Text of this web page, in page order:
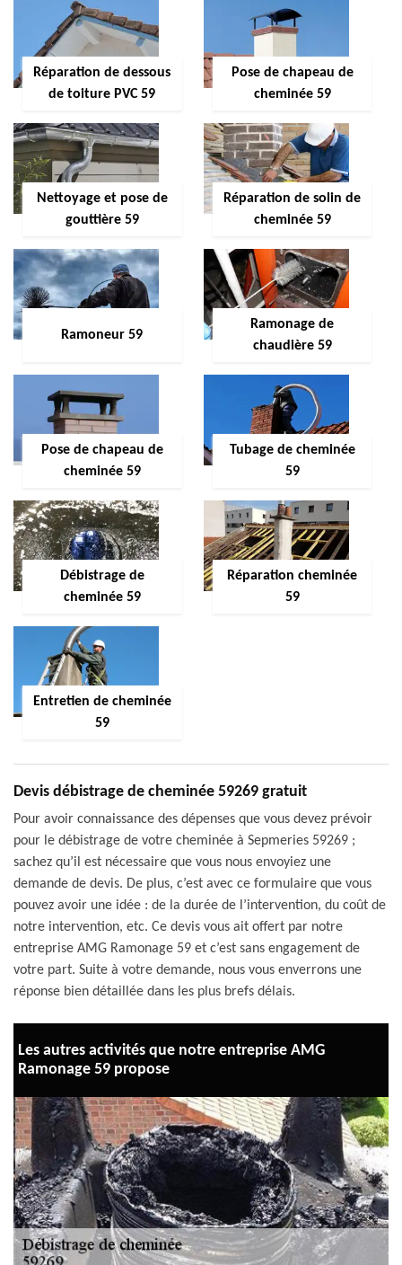
Réparation de dessous
de toiture PVC 59
Pose de chapeau de
cheminée 59
Nettoyage et pose de
gouttière 59
Réparation de solin de
cheminée 59
Ramoneur 59
Ramonage de
chaudière 59
Pose de chapeau de
cheminée 59
Tubage de cheminée
59
Débistrage de
cheminée 59
Réparation cheminée
59
Entretien de cheminée
59
Devis débistrage de cheminée 59269 gratuit
Pour avoir connaissance des dépenses que vous devez prévoir
pour le débistrage de votre cheminée à Sepmeries 59269 ;
sachez qu’il est nécessaire que vous nous envoyiez une
demande de devis. De plus, c’est avec ce formulaire que vous
pouvez avoir une idée : de la durée de l’intervention, du coût de
notre intervention, etc. Ce devis vous ait offert par notre
entreprise AMG Ramonage 59 et c’est sans engagement de
votre part. Suite à votre demande, nous vous enverrons une
réponse bien détaillée dans les plus brefs délais.
Les autres activités que notre entreprise AMG
Ramonage 59 propose